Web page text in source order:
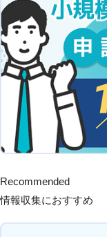
Recommended
情報収集におすすめ